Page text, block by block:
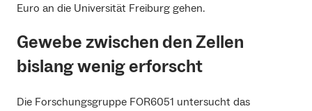
Euro an die Universität Freiburg gehen.
Gewebe zwischen den Zellen
bislang wenig erforscht
Die Forschungsgruppe FOR6051 untersucht das